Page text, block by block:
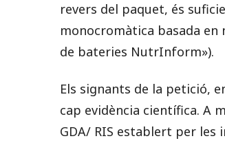
revers del paquet, és
monocromàtica basada en
de bateries NutrInform»).
Els signants de la petició,
cap evidència científica. A
GDA/ RIS establert per les